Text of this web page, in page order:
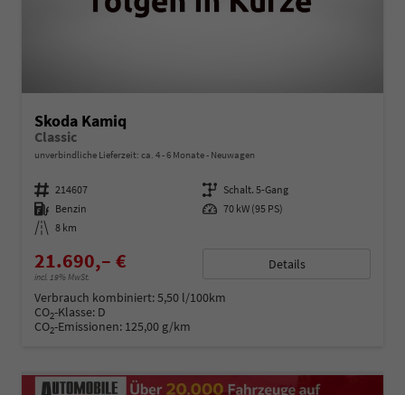
Skoda Kamiq
Classic
unverbindliche Lieferzeit: ca. 4 - 6 Monate Neuwagen
Fahrzeugnummer 214607 Getriebe Schalt. 5-Gang
Kraftstoff Benzin Leistung 70 kW (95 PS)
Kilometerstand 8 km
21.690,– €
incl. 19% MwSt.
Details
Verbrauch kombiniert:5,50 l/100km
CO2-Klasse: D
CO2-Emissionen: 125,00 g/km